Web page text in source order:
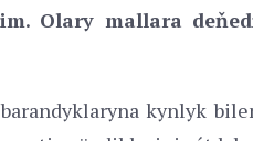
Olary mallara
kynlyk